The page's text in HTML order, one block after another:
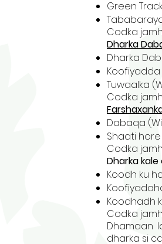
Green
Codka
Dharka
Dharka
Tuwaalka
Codka
Dabaqa
Shaati
Codka
Dharka
Koodh ku
Koodhadh
Codka
Dhamaan
dharka si